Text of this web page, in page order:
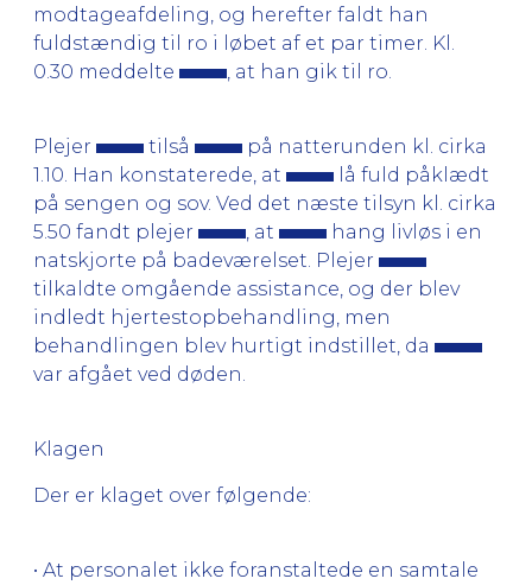
modtageafdeling, og herefter faldt han
fuldstændig til ro i løbet af et par timer. Kl.
0.30 meddelte
, at han gik til ro.
Plejer tilså
på natterunden kl. cirka
1.10. Han konstaterede, at
lå fuld påklædt
på sengen og sov. Ved det næste tilsyn kl. cirka
5.50 fandt plejer
, at
hang livløs i en
natskjorte på badeværelset. Plejer
tilkaldte omgående assistance, og der blev
indledt hjertestopbehandling, men
behandlingen blev hurtigt indstillet, da
var afgået ved døden.
Klagen
Der er klaget over følgende:
• At personalet ikke foranstaltede en samtale